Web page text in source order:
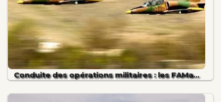
Conduite des opérations militaires : les FAMa…